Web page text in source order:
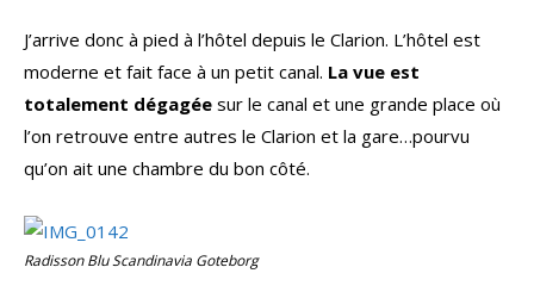
J’arrive donc à pied à l’hôtel depuis le Clarion. L’hôtel est
moderne et fait face à un petit canal. La vue est
totalement dégagée sur le canal et une grande place où
l’on retrouve entre autres le Clarion et la gare…pourvu
qu’on ait une chambre du bon côté.
Radisson Blu Scandinavia Goteborg